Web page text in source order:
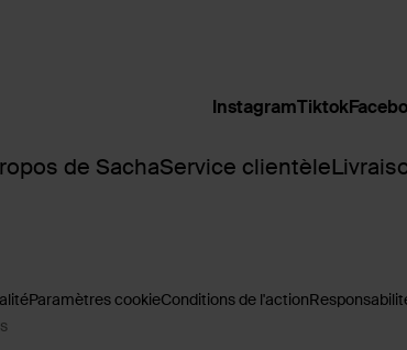
de SachaService clientèle
InstagramTiktok
Paramètres cookieConditions de l'action